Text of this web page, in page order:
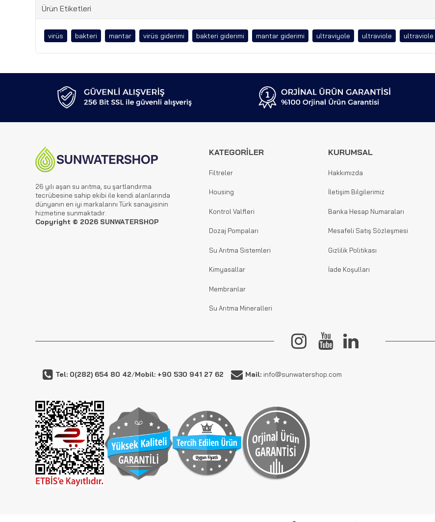
Ürün Etiketleri
virüs bakteri mantar virüs giderimi bakteri giderimi mantar giderimi ultraviyole ultraviole ultraviole
26 yılı aşan su arıtma, su şartlandırma
tecrübesine sahip ekibi ile kendi alanlarında
dünyanın en iyi markalarını Türk sanayisinin
hizmetine sunmaktadır.
Copyright © 2026 SUNWATERSHOP
KATEGORİLER
Filtreler
Housing
Kontrol Valfleri
Dozaj Pompaları
Su Arıtma Sistemleri
Kimyasallar
Membranlar
Su Arıtma Mineralleri
KURUMSAL
Hakkımızda
İletişim Bilgilerimiz
Banka Hesap Numaraları
Mesafeli Satış Sözleşmesi
Gizlilik Politikası
İade Koşulları
Tel: 0(282) 654 80 42/Mobil: +90 530 941 27 62 Mail: info@sunwatershop.com